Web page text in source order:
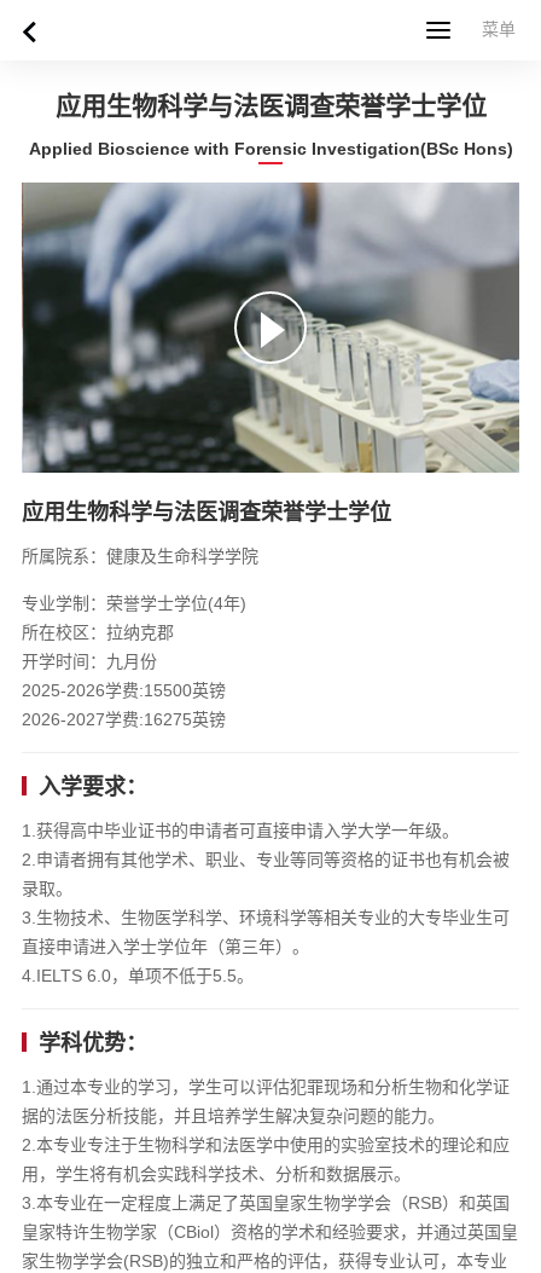
菜单
菜单
简体中文 繁體中文
关于西苏格兰大学
专业课程
申请指南
UWS社区
合作伙伴
联系方式
应用生物科学与法医调查荣誉学士学位
Applied Bioscience with Forensic Investigation(BSc Hons)
应用生物科学与法医调查荣誉学士学位
所属院系：健康及生命科学学院
专业学制：荣誉学士学位(4年)
所在校区：拉纳克郡
开学时间：九月份
2025-2026学费:15500英镑
2026-2027学费:16275英镑
入学要求：
1.获得高中毕业证书的申请者可直接申请入学大学一年级。
2.申请者拥有其他学术、职业、专业等同等资格的证书也有机会被
录取。
3.生物技术、生物医学科学、环境科学等相关专业的大专毕业生可
直接申请进入学士学位年（第三年）。
4.IELTS 6.0，单项不低于5.5。
学科优势：
1.通过本专业的学习，学生可以评估犯罪现场和分析生物和化学证
据的法医分析技能，并且培养学生解决复杂问题的能力。
2.本专业专注于生物科学和法医学中使用的实验室技术的理论和应
用，学生将有机会实践科学技术、分析和数据展示。
3.本专业在一定程度上满足了英国皇家生物学学会（RSB）和英国
皇家特许生物学家（CBiol）资格的学术和经验要求，并通过英国皇
家生物学学会(RSB)的独立和严格的评估，获得专业认可，本专业